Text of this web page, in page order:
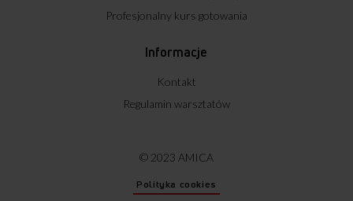
Profesjonalny kurs gotowania
Informacje
Kontakt
Regulamin warsztatów
© 2023 AMICA
Polityka cookies